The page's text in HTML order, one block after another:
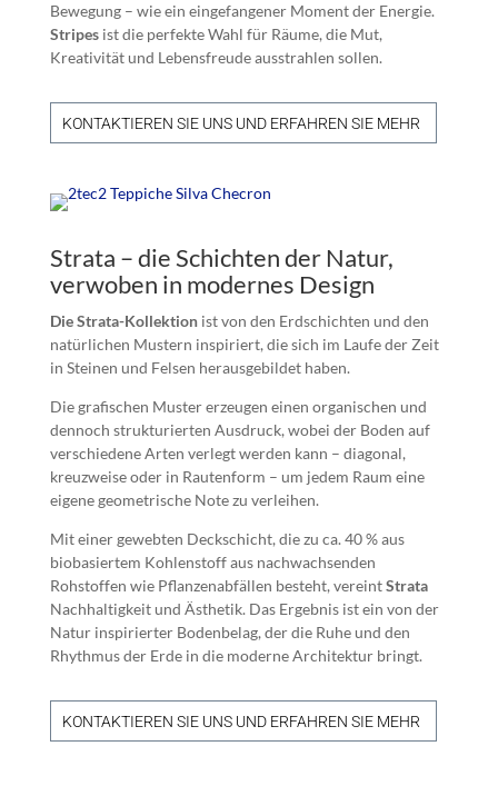
Bewegung – wie ein eingefangener Moment der Energie.
Stripesist die perfekte Wahl für Räume, die Mut,
Kreativität und Lebensfreude ausstrahlen sollen.
KONTAKTIEREN SIE UNS UND ERFAHREN SIE MEHR
Strata – die Schichten der Natur,
verwoben in modernes Design
Die Strata-Kollektionist von den Erdschichten und den
natürlichen Mustern inspiriert, die sich im Laufe der Zeit
in Steinen und Felsen herausgebildet haben.
Die grafischen Muster erzeugen einen organischen und
dennoch strukturierten Ausdruck, wobei der Boden auf
verschiedene Arten verlegt werden kann – diagonal,
kreuzweise oder in Rautenform – um jedem Raum eine
eigene geometrische Note zu verleihen.
Mit einer gewebten Deckschicht, die zu ca. 40 % aus
biobasiertem Kohlenstoff aus nachwachsenden
Rohstoffen wie Pflanzenabfällen besteht, vereintStrata
Nachhaltigkeit und Ästhetik. Das Ergebnis ist ein von der
Natur inspirierter Bodenbelag, der die Ruhe und den
Rhythmus der Erde in die moderne Architektur bringt.
KONTAKTIEREN SIE UNS UND ERFAHREN SIE MEHR